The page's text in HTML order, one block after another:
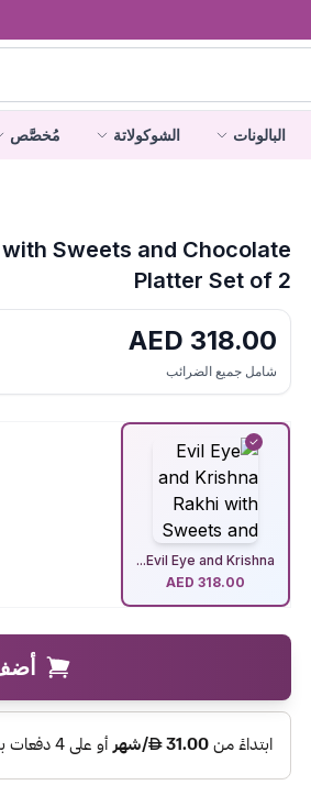
البالونات الشوكولاتة مُخصَّص
Sweets and Chocolate
Platter Set of 2
318.00
شامل جميع الضرائب
Evil Eye and Krishna...
AED 318.00